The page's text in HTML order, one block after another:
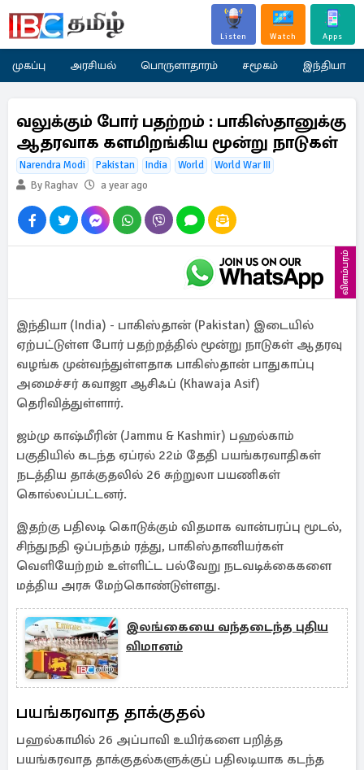
Listen Watch Apps
முகப்பு அரசியல் பொருளாதாரம் சமூகம் இந்தியா
வலுக்கும் போர் பதற்றம் : பாகிஸ்தானுக்கு
ஆதரவாக களமிறங்கிய மூன்று நாடுகள்
Narendra Modi Pakistan India World
World War III
By Raghav
a year ago
விளம்பரம்
இந்தியா (India) - பாகிஸ்தான் (Pakistan) இடையில்
ஏற்பட்டுள்ள போர் பதற்றத்தில் மூன்று நாடுகள் ஆதரவு
வழங்க முன்வந்துள்ளதாக பாகிஸ்தான் பாதுகாப்பு
அமைச்சர் கவாஜா ஆசிஃப் (Khawaja Asif)
தெரிவித்துள்ளார்.
ஜம்மு காஷ்மீரின் (Jammu & Kashmir) பஹல்காம்
பகுதியில் கடந்த ஏப்ரல் 22ம் தேதி பயங்கரவாதிகள்
நடத்திய தாக்குதலில் 26 சுற்றுலா பயணிகள்
கொல்லப்பட்டனர்.
இதற்கு பதிலடி கொடுக்கும் விதமாக வான்பரப்பு மூடல்,
சிந்துநதி ஒப்பந்தம் ரத்து, பாகிஸ்தானியர்கள்
வெளியேற்றம் உள்ளிட்ட பல்வேறு நடவடிக்கைகளை
மத்திய அரசு மேற்கொண்டுள்ளது.
இலங்கையை வந்தடைந்த புதிய
விமானம்
பயங்கரவாத தாக்குதல்
பஹல்காமில் 26 அப்பாவி உயிர்களை பறித்த
பயங்கரவாத தாக்குதல்களுக்குப் பதிலடியாக கடந்த